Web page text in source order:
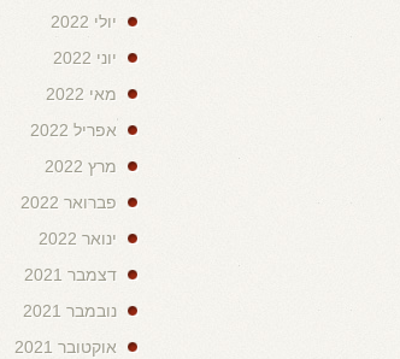
יולי 2022
יוני 2022
מאי 2022
אפריל 2022
מרץ 2022
פברואר 2022
ינואר 2022
דצמבר 2021
נובמבר 2021
אוקטובר 2021